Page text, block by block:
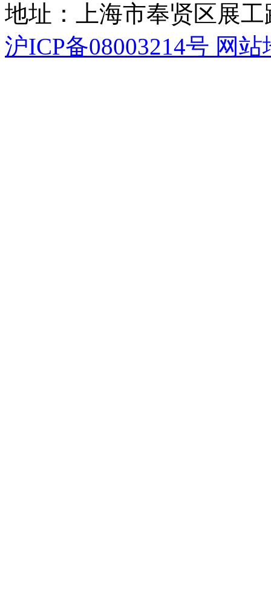
地址：上海市奉贤区展工
沪ICP备08003214号 网站